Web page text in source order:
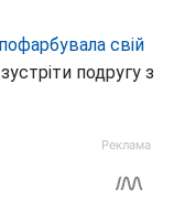
свій
подругу з